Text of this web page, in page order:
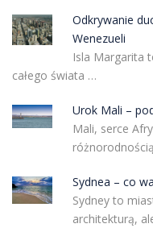
Odkrywanie
Wenezueli
Isla Margarita
całego świata …
Urok Mali –
Mali, serce
Sydnea – co
Sydney to
architekturą,